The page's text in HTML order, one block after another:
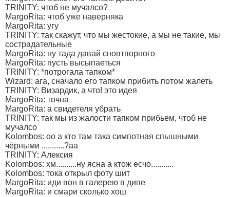
TRINITY: чтоб не мучалсо?
MargoRita: чтоб уже наверняка
MargoRita: угу
TRINITY: так скажут, что мы жестокие, а мы не такие, мы
сострадательные
MargoRita: ну тада давай сновтворного
MargoRita: пусть высыпаеться
TRINITY: *потрогала тапком*
Wizard: ага, сначало его тапком прибить потом жалеть
TRINITY: Визардик, а что! это идея
MargoRita: точна
MargoRita: а свидетеля убрать
TRINITY: так мы из жалости тапком прибьем, чтоб не
мучалсо
Kolombos: оо а кто там така симпотная спышными
чёрными ...........?аа
TRINITY: Алексия
Kolombos: хм..........ну ясна а ктож есчо...........
Kolombos: тока открыл фоту шит
MargoRita: иди вон в галерею в дипе
MargoRita: и смари сколько хош